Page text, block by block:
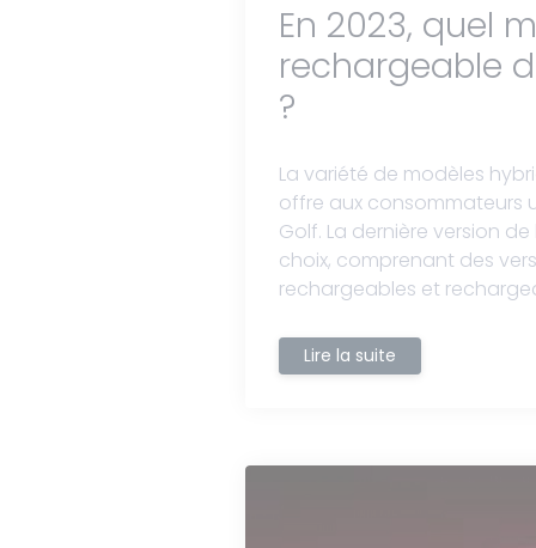
En 2023, quel
rechargeable
?
La variété de modèles
offre aux consommateurs
Golf. La dernière version
choix, comprenant des
rechargeables et
Lire la suite